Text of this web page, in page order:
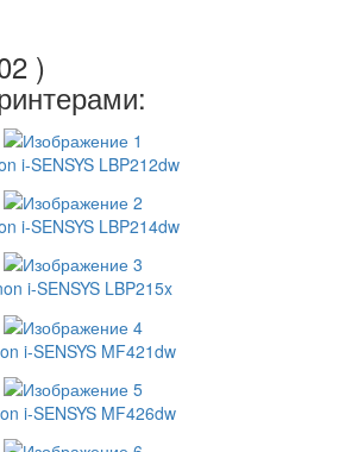
)
i-SENSYS LBP212dw
i-SENSYS LBP214dw
i-SENSYS LBP215x
i-SENSYS MF421dw
i-SENSYS MF426dw